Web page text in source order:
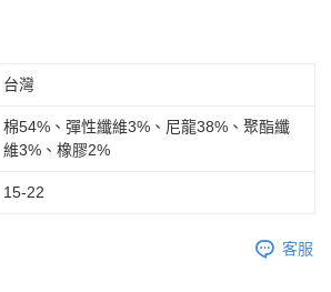
台灣
棉54%、彈性纖維3%、尼龍38%、聚酯纖
維3%、橡膠2%
15-22
客服